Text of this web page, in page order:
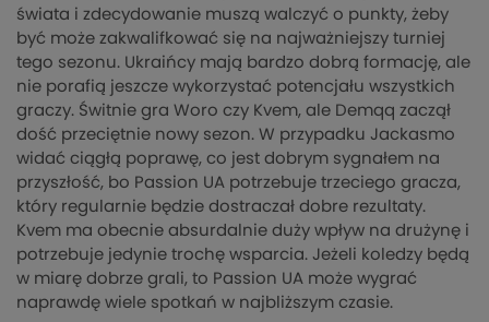
świata i zdecydowanie muszą walczyć o punkty, żeby
być może zakwalifkować się na najważniejszy turniej
tego sezonu. Ukraińcy mają bardzo dobrą formację, ale
nie porafią jeszcze wykorzystać potencjału wszystkich
graczy. Świtnie gra Woro czy Kvem, ale Demqq zaczął
dość przeciętnie nowy sezon. W przypadku Jackasmo
widać ciągłą poprawę, co jest dobrym sygnałem na
przyszłość, bo Passion UA potrzebuje trzeciego gracza,
który regularnie będzie dostraczał dobre rezultaty.
Kvem ma obecnie absurdalnie duży wpływ na drużynę i
potrzebuje jedynie trochę wsparcia. Jeżeli koledzy będą
w miarę dobrze grali, to Passion UA może wygrać
naprawdę wiele spotkań w najbliższym czasie.